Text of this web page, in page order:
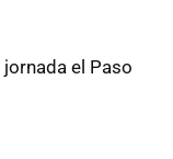
el Paso